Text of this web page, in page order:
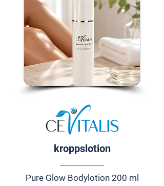
kroppslotion
Pure Glow Bodylotion 200 ml